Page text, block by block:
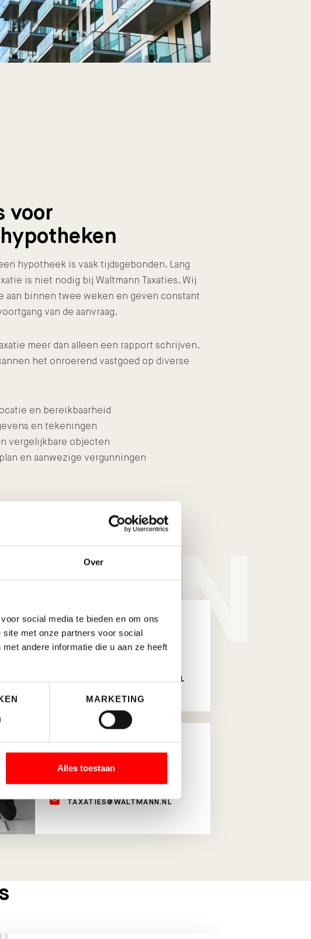
Over
social media te bieden en om ons
met onze partners voor social
andere informatie die u aan ze heeft
MARKETING
Alles toestaan
voor
hypotheek is vaak tijdsgebonden. Lang
is niet nodig bij Waltmann Taxaties. Wij
aan binnen twee weken en geven constant
van de aanvraag.
meer dan alleen een rapport schrijven.
het onroerend vastgoed op diverse
en bereikbaarheid
en tekeningen
vergelijkbare objecten
en aanwezige vergunningen
Martijn Kerkmeer
M.KERKMEER@WALTMANN.NL
Manouk Herrebout
TAXATIES@WALTMANN.NL